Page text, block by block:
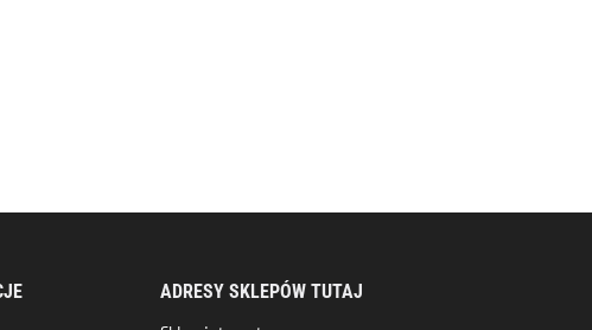
ADRESY SKLEPÓW TUTAJ